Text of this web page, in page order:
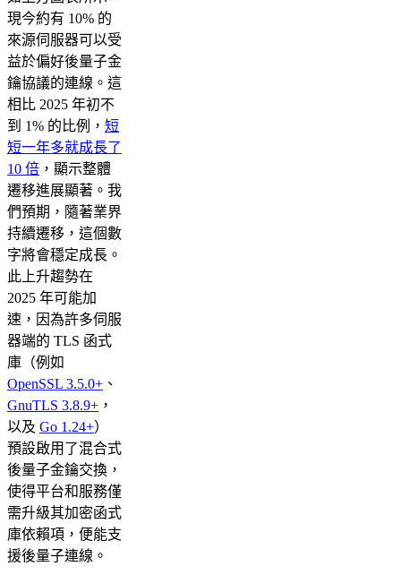
現今約有 10% 的
來源伺服器可以受
益於偏好後量子金
鑰協議的連線。這
相比 2025 年初不
到 1% 的比例， 短
短一年多就成長了
10 倍 ，顯示整體
遷移進展顯著。我
們預期，隨著業界
持續遷移，這個數
字將會穩定成長。
此上升趨勢在
2025 年可能加
速，因為許多伺服
器端的 TLS 函式
庫（例如
OpenSSL 3.5.0+ 、
GnuTLS 3.8.9+ ，
以及 Go 1.24+）
預設啟用了混合式
後量子金鑰交換，
使得平台和服務僅
需升級其加密函式
庫依賴項，便能支
援後量子連線。